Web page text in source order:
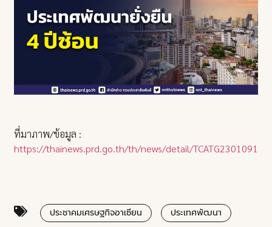
ที่มาภาพ/ข้อมูล :
https://thainews.prd.go.th/th/news/detail/
ประชาคมเศรษฐกิจอาเซียน
ประเทศพัฒนา